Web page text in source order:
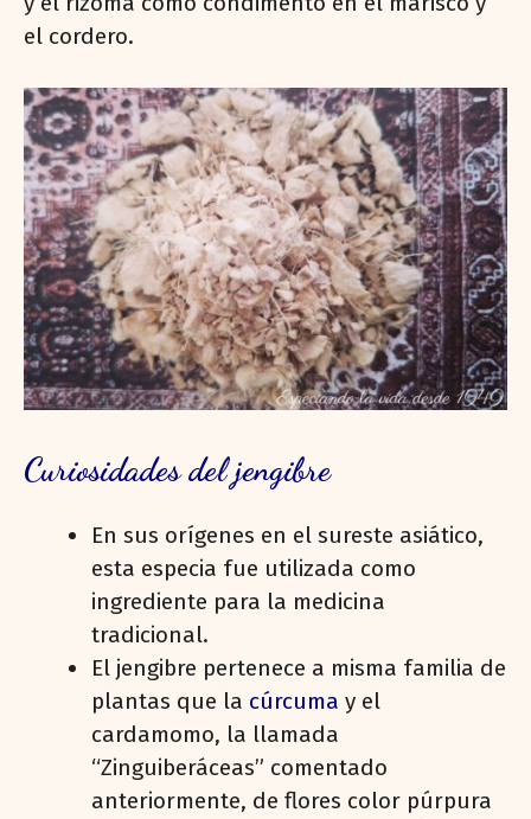
el cordero.
Curiosidades del jengibre
En sus orígenes en el sureste asiático,
esta especia fue utilizada como
ingrediente para la medicina
tradicional.
El jengibre pertenece a misma familia de
plantas que la cúrcuma y el
cardamomo, la llamada
“Zinguiberáceas” comentado
anteriormente, de flores color púrpura